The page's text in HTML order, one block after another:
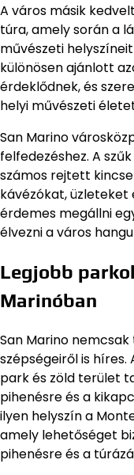
A város másik
túra, amely során a
művészeti
különösen ajánlott
érdeklődnek, és
helyi művészeti
San Marino
felfedezéshez. A
számos rejtett
kávézókat, üzleteket
érdemes megállni
élvezni a város
Legjobb
Marinóban
San Marino
szépségeiről is
park és zöld terület
pihenésre és a
ilyen helyszín a
amely lehetőséget
pihenésre és a